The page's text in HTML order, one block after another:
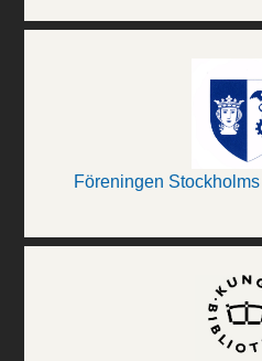
Föreningen